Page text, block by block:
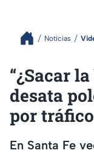
Noticias
“¿Sacar
desata
por tráfico
En Santa Fe